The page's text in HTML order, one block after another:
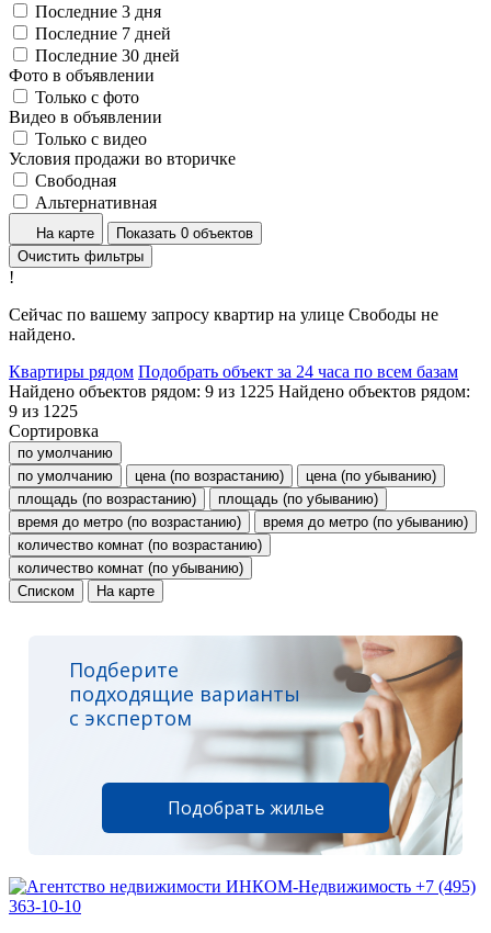
Последние 3 дня
Последние 7 дней
Последние 30 дней
Фото в объявлении
Только с фото
Видео в объявлении
Только с видео
Условия продажи во вторичке
Свободная
Альтернативная
На карте
Показать 0 объектов
Очистить фильтры
!
Сейчас по вашему запросу квартир на улице Свободы не
найдено.
Квартиры рядом Подобрать объект за 24 часа по всем базам
Найдено объектов рядом: 9 из 1225 Найдено объектов рядом:
9 из 1225
Сортировка
по умолчанию
по умолчанию
цена (по возрастанию)
цена (по убыванию)
площадь (по возрастанию)
площадь (по убыванию)
время до метро (по возрастанию)
время до метро (по убыванию)
количество комнат (по возрастанию)
количество комнат (по убыванию)
Списком
На карте
Подберите
подходящие варианты
с экспертом
Подобрать жилье
+7 (495)
363-10-10